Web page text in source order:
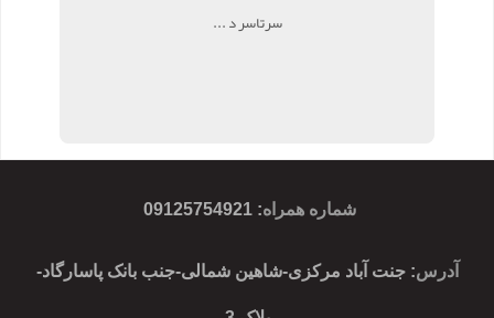
سرتاسر د ...
شماره همراه:
09125754921
آدرس: جنت آباد مرکزی-شاهین شمالی-جنب بانک پاسارگاد-